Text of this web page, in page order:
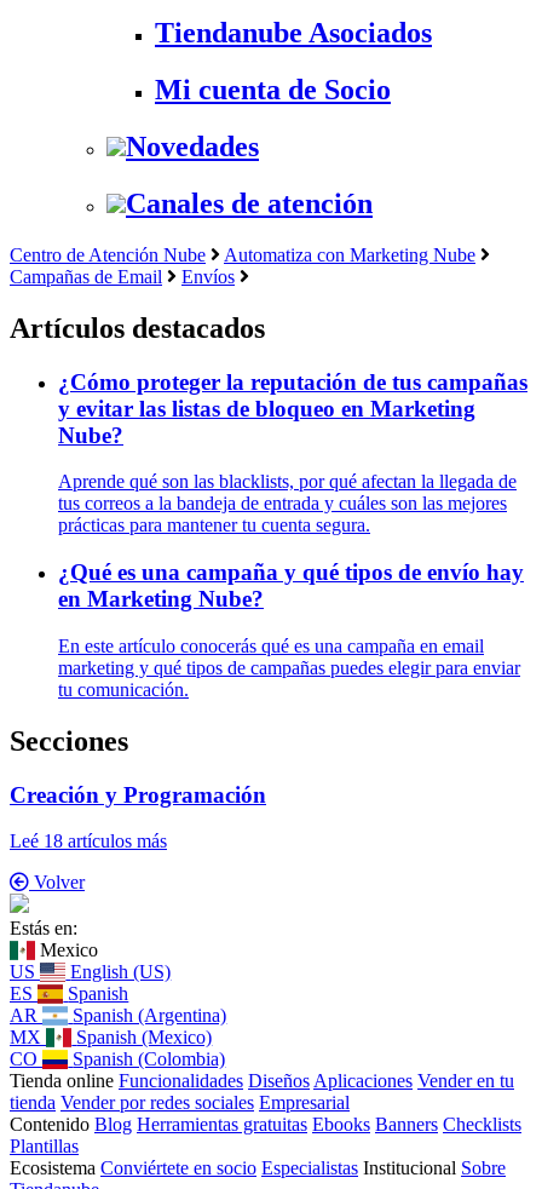
Tiendanube Asociados
Mi cuenta de Socio
Novedades
Canales de atención
Centro de Atención Nube
Automatiza con Marketing Nube
Campañas de Email
Envíos
Artículos destacados
¿Cómo proteger la reputación de tus campañas
y evitar las listas de bloqueo en Marketing
Nube?
Aprende qué son las blacklists, por qué afectan la llegada de
tus correos a la bandeja de entrada y cuáles son las mejores
prácticas para mantener tu cuenta segura.
¿Qué es una campaña y qué tipos de envío hay
en Marketing Nube?
En este artículo conocerás qué es una campaña en email
marketing y qué tipos de campañas puedes elegir para enviar
tu comunicación.
Secciones
Creación y Programación
Leé 18 artículos más
Volver
Estás en:
Mexico
US
English (US)
ES
Spanish
AR
Spanish (Argentina)
MX
Spanish (Mexico)
CO
Spanish (Colombia)
Tienda online Funcionalidades DiseñosAplicaciones Vender en tu
tienda Vender por redes sociales Empresarial
Contenido Blog Herramientas gratuitas Ebooks Banners Checklists
Plantillas
Ecosistema Conviértete en socio Especialistas Institucional Sobre